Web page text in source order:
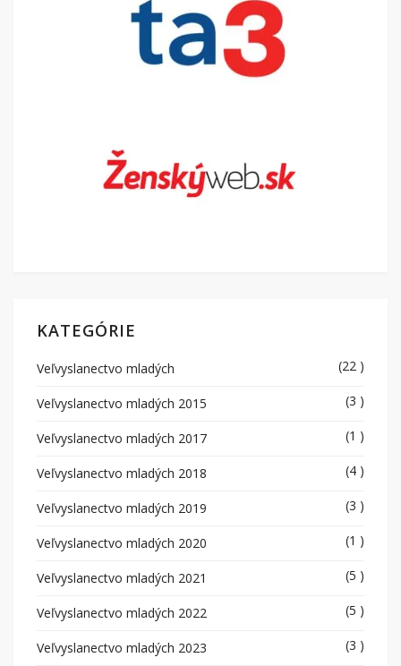
KATEGÓRIE
Veľvyslanectvo mladých (22 )
Veľvyslanectvo mladých 2015 (3 )
Veľvyslanectvo mladých 2017 (1 )
Veľvyslanectvo mladých 2018 (4 )
Veľvyslanectvo mladých 2019 (3 )
Veľvyslanectvo mladých 2020 (1 )
Veľvyslanectvo mladých 2021 (5 )
Veľvyslanectvo mladých 2022 (5 )
Veľvyslanectvo mladých 2023 (3 )